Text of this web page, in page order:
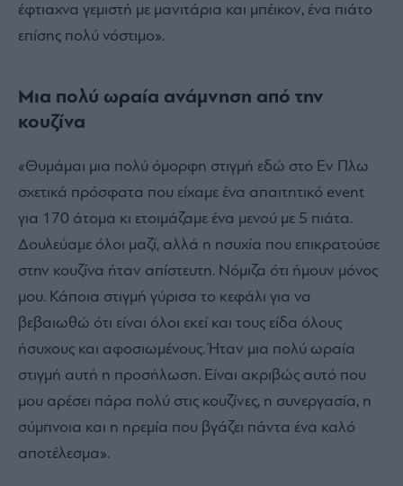
έφτιαχνα γεμιστή με μανιτάρια και μπέικον, ένα πιάτο
επίσης πολύ νόστιμο».
Μια πολύ ωραία ανάμνηση από την
κουζίνα
«Θυμάμαι μια πολύ όμορφη στιγμή εδώ στο Εν Πλω
σχετικά πρόσφατα που είχαμε ένα απαιτητικό event
για 170 άτομα κι ετοιμάζαμε ένα μενού με 5 πιάτα.
Δουλεύαμε όλοι μαζί, αλλά η ησυχία που επικρατούσε
στην κουζίνα ήταν απίστευτη. Νόμιζα ότι ήμουν μόνος
μου. Κάποια στιγμή γύρισα το κεφάλι για να
βεβαιωθώ ότι είναι όλοι εκεί και τους είδα όλους
ήσυχους και αφοσιωμένους. Ήταν μια πολύ ωραία
στιγμή αυτή η προσήλωση. Είναι ακριβώς αυτό που
μου αρέσει πάρα πολύ στις κουζίνες, η συνεργασία, η
σύμπνοια και η ηρεμία που βγάζει πάντα ένα καλό
αποτέλεσμα».